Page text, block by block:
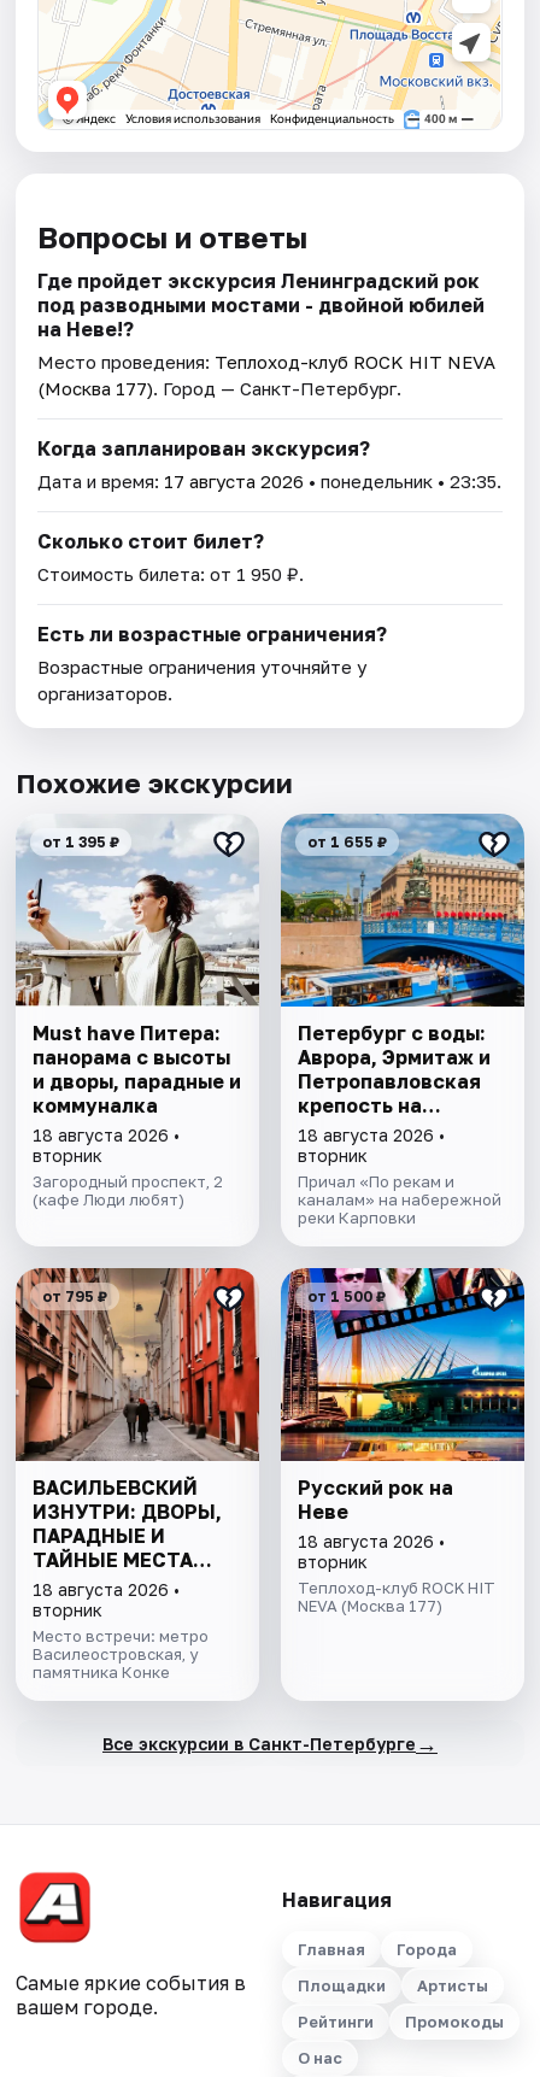
Вопросы и ответы
Где пройдет экскурсия Ленинградский рок
под разводными мостами - двойной юбилей
на Неве!?
Место проведения: Теплоход-клуб ROCK HIT NEVA
(Москва 177). Город — Санкт-Петербург.
Когда запланирован экскурсия?
Дата и время: 17 августа 2026 • понедельник • 23:35.
Сколько стоит билет?
Стоимость билета: от 1 950 ₽.
Есть ли возрастные ограничения?
Возрастные ограничения уточняйте у
организаторов.
Похожие экскурсии
от 1 395 ₽
Must have Питера:
панорама с высоты
и дворы, парадные и
коммуналка
18 августа 2026 •
вторник
Загородный проспект, 2
(кафе Люди любят)
от 1 655 ₽
Петербург с воды:
Аврора, Эрмитаж и
Петропавловская
крепость на
теплоходе
18 августа 2026 •
вторник
Причал «По рекам и
каналам» на набережной
реки Карповки
от 795 ₽
ВАСИЛЬЕВСКИЙ
ИЗНУТРИ: ДВОРЫ,
ПАРАДНЫЕ И
ТАЙНЫЕ МЕСТА
ОСТРОВА
18 августа 2026 •
вторник
Место встречи: метро
Василеостровская, у
памятника Конке
от 1 500 ₽
Русский рок на
Неве
18 августа 2026 •
вторник
Теплоход-клуб ROCK HIT
NEVA (Москва 177)
Все экскурсии в Санкт-Петербурге →
Самые яркие события в
вашем городе.
Навигация
Главная
Города
Площадки
Артисты
Рейтинги
Промокоды
О нас